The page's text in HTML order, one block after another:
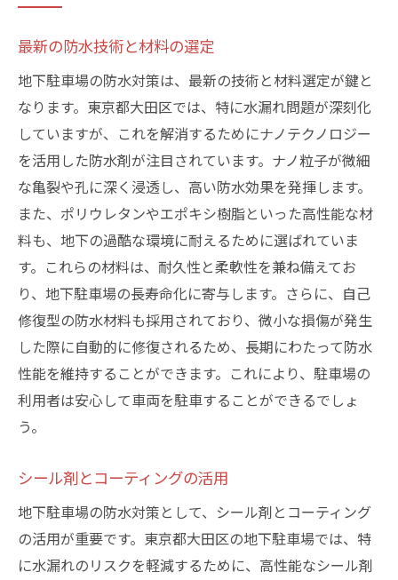
最新の防水技術と材料の選定
地下駐車場の防水対策は、最新の技術と材料選定が鍵と
なります。東京都大田区では、特に水漏れ問題が深刻化
していますが、これを解消するためにナノテクノロジー
を活用した防水剤が注目されています。ナノ粒子が微細
な亀裂や孔に深く浸透し、高い防水効果を発揮します。
また、ポリウレタンやエポキシ樹脂といった高性能な材
料も、地下の過酷な環境に耐えるために選ばれていま
す。これらの材料は、耐久性と柔軟性を兼ね備えてお
り、地下駐車場の長寿命化に寄与します。さらに、自己
修復型の防水材料も採用されており、微小な損傷が発生
した際に自動的に修復されるため、長期にわたって防水
性能を維持することができます。これにより、駐車場の
利用者は安心して車両を駐車することができるでしょ
う。
シール剤とコーティングの活用
地下駐車場の防水対策として、シール剤とコーティング
の活用が重要です。東京都大田区の地下駐車場では、特
に水漏れのリスクを軽減するために、高性能なシール剤